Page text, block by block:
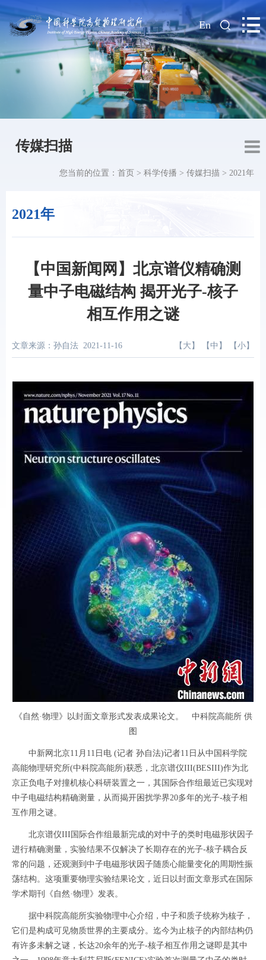
| En
传媒扫描
2021年
您当前的位置： 首页 > 科学传播 > 传媒扫描 > 2021年
【中国新闻网】北京谱仪精确测
量中子电磁结构 揭开光子-核子
相互作用之谜
文章来源：孙自法 2021-11-16 【 大 】 【 中 】 【 小 】
《自然·物理》以封面文章形式发表成果论文。 中科院高能所 供
图
中新网北京11月11日电 (记者 孙自法)记者11日从中国科学院
高能物理研究所(中科院高能所)获悉，北京谱仪III(BESIII)作为北
京正负电子对撞机核心科研装置之一，其国际合作组最近已实现对
中子电磁结构精确测量，从而揭开困扰学界20多年的光子-核子相
互作用之谜。
北京谱仪III国际合作组最新完成的对中子的类时电磁形状因子
进行精确测量，实验结果不仅解决了长期存在的光子-核子耦合反
常的问题，还观测到中子电磁形状因子随质心能量变化的周期性振
荡结构。这项重要物理实验结果论文，近日以封面文章形式在国际
学术期刊《自然·物理》发表。
据中科院高能所实验物理中心介绍，中子和质子统称为核子，
它们是构成可见物质世界的主要成分。迄今为止核子的内部结构仍
有许多未解之谜，长达20余年的光子-核子相互作用之谜即是其中